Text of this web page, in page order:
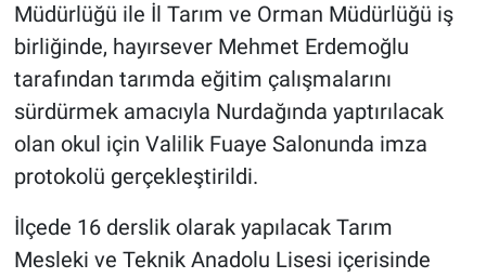
Müdürlüğü ile İl Tarım ve Orman Müdürlüğü iş
birliğinde, hayırsever Mehmet Erdemoğlu
tarafından tarımda eğitim çalışmalarını
sürdürmek amacıyla Nurdağında yaptırılacak
olan okul için Valilik Fuaye Salonunda imza
protokolü gerçekleştirildi.
İlçede 16 derslik olarak yapılacak Tarım
Mesleki ve Teknik Anadolu Lisesi içerisinde